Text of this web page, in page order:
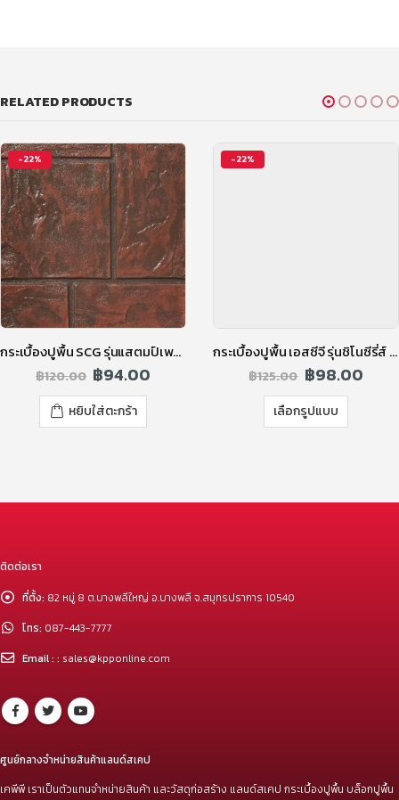
RELATED PRODUCTS
-22%
กระเบื้องปูพื้น SCG รุ่นแสตมป์เพฟ ลายเอเธนส์ สีแดง
฿120.00 ฿94.00
หยิบใส่ตะกร้า
-22%
กระเบื้องปูพื้น เอสซีจี รุ่นชิโนซีรี่ส์ ลายSino-Sun (ชิโนซัน) สีแดง
฿125.00 ฿98.00
เลือกรูปแบบ
ติดต่อเรา
ที่ตั้ง: 82 หมู่ 8 ต.บางพลีใหญ่ อ.บางพลี จ.สมุทรปราการ 10540
โทร: 087-443-7777
Email : : sales@kpponline.com
ศูนย์กลางจำหน่ายสินค้าแลนด์สเคป
เคพีพี เราเป็นตัวแทนจำหน่ายสินค้า และวัสดุก่อสร้าง แลนด์สเคป กระเบื้องปูพื้น บล็อกปูพื้น